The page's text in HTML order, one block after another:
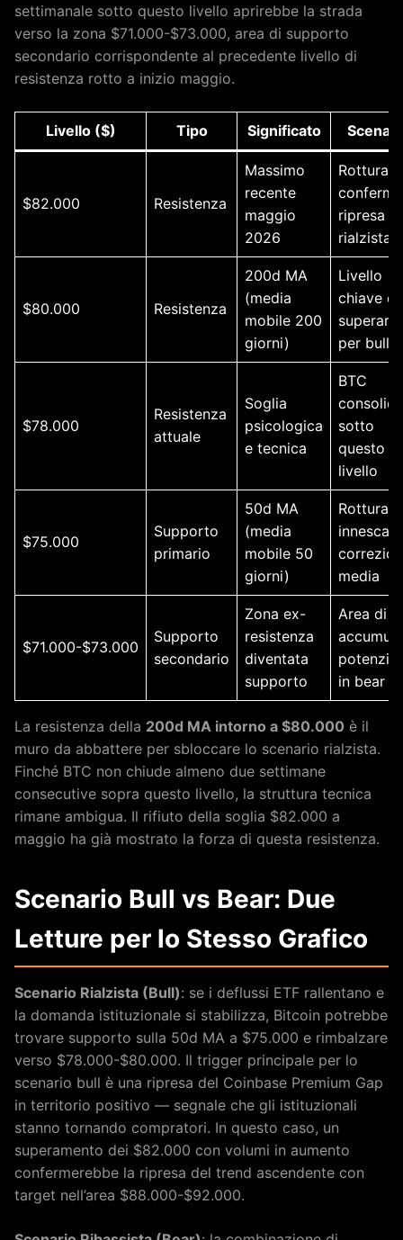
settimanale sotto questo livello aprirebbe la strada
verso la zona $71.000-$73.000, area di supporto
secondario corrispondente al precedente livello di
resistenza rotto a inizio maggio.
Livello ($) Tipo Significato
$82.000 Resistenza
Massimo
recente
maggio
2026
Rottura
conferma
ripresa
rialzista
$80.000 Resistenza
200d MA
(media
mobile 200
giorni)
Livello
chiave da
superare
per bull
$78.000
Resistenza
attuale
Soglia
psicologica
e tecnica
BTC
sotto
questo
livello
$75.000
Supporto
primario
50d MA
(media
mobile 50
giorni)
Rottura
innesca
media
$71.000-$73.000
Supporto
secondario
Zona ex-
resistenza
diventata
supporto
Area di
accumulo
in bear
La resistenza della 200d MA intorno a $80.000 è il
muro da abbattere per sbloccare lo scenario rialzista.
Finché BTC non chiude almeno due settimane
consecutive sopra questo livello, la struttura tecnica
rimane ambigua. Il rifiuto della soglia $82.000 a
maggio ha già mostrato la forza di questa resistenza.
Scenario Bull vs Bear: Due
Letture per lo Stesso Grafico
Scenario Rialzista (Bull): se i deflussi ETF rallentano e
la domanda istituzionale si stabilizza, Bitcoin potrebbe
trovare supporto sulla 50d MA a $75.000 e rimbalzare
verso $78.000-$80.000. Il trigger principale per lo
scenario bull è una ripresa del Coinbase Premium Gap
in territorio positivo — segnale che gli istituzionali
stanno tornando compratori. In questo caso, un
superamento dei $82.000 con volumi in aumento
confermerebbe la ripresa del trend ascendente con
target nell’area $88.000-$92.000.